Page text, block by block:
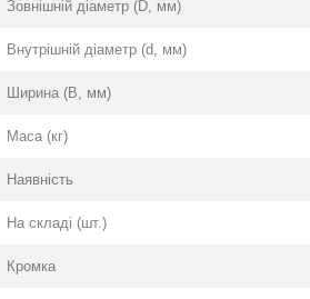
Зовнішній діаметр (D, мм)
Внутрішній діаметр (d, мм)
Ширина (B, мм)
Маса (кг)
Наявність
На складі (шт.)
Кромка